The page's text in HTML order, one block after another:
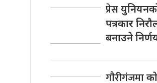
प्रेस
पत्रकार
बनाउने
गाैरीगंजमा